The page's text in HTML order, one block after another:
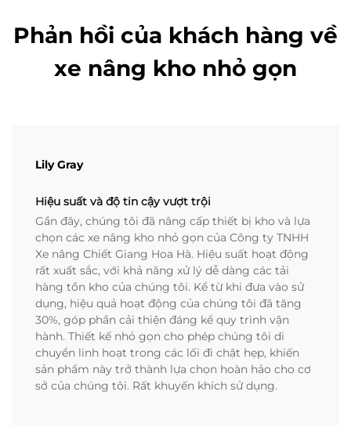
Phản hồi của khách hàng về
xe nâng kho nhỏ gọn
Lily Gray
Hiệu suất và độ tin cậy vượt trội
Gần đây, chúng tôi đã nâng cấp thiết bị kho và lựa
chọn các xe nâng kho nhỏ gọn của Công ty TNHH
Xe nâng Chiết Giang Hoa Hà. Hiệu suất hoạt động
rất xuất sắc, với khả năng xử lý dễ dàng các tải
hàng tồn kho của chúng tôi. Kể từ khi đưa vào sử
dụng, hiệu quả hoạt động của chúng tôi đã tăng
30%, góp phần cải thiện đáng kể quy trình vận
hành. Thiết kế nhỏ gọn cho phép chúng tôi di
chuyển linh hoạt trong các lối đi chật hẹp, khiến
sản phẩm này trở thành lựa chọn hoàn hảo cho cơ
sở của chúng tôi. Rất khuyến khích sử dụng.